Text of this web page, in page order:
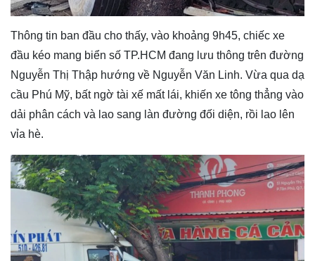
Thông tin ban đầu cho thấy, vào khoảng 9h45, chiếc xe
đầu kéo mang biển số TP.HCM đang lưu thông trên đường
Nguyễn Thị Thập hướng về Nguyễn Văn Linh. Vừa qua dạ
cầu Phú Mỹ, bất ngờ tài xế mất lái, khiến xe tông thẳng vào
dải phân cách và lao sang làn đường đối diện, rồi lao lên
vỉa hè.